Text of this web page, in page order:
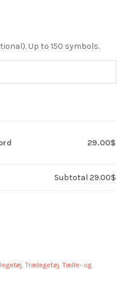
Up to 150 symbols.
29.00$
Subtotal 29.00$
,Trælegetøj,Tælle- og